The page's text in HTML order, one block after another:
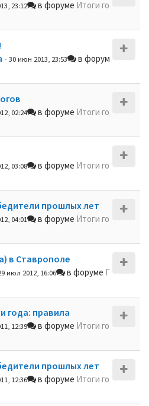
23:12 в форуме Итоги го
- 30 июн 2013, 23:53
в форум
02:24 в форуме Итоги го
03:08 в форуме Итоги го
прошлых лет
04:01 в форуме Итоги го
в Ставрополе
июл 2012, 16:06 в форуме Г
года: правила
12:39 в форуме Итоги го
прошлых лет
12:36 в форуме Итоги го